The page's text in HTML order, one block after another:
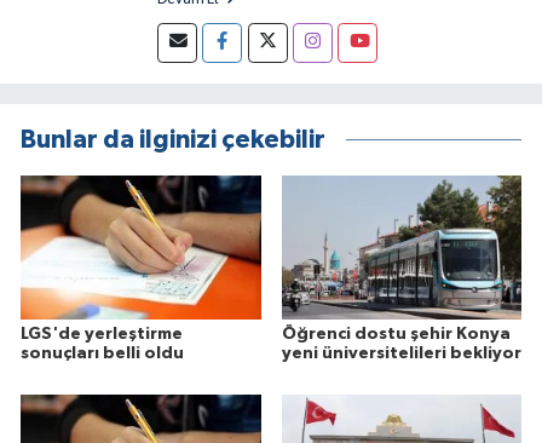
Bunlar da ilginizi çekebilir
LGS'de yerleştirme
sonuçları belli oldu
Öğrenci dostu şehir Konya
yeni üniversitelileri bekliyor